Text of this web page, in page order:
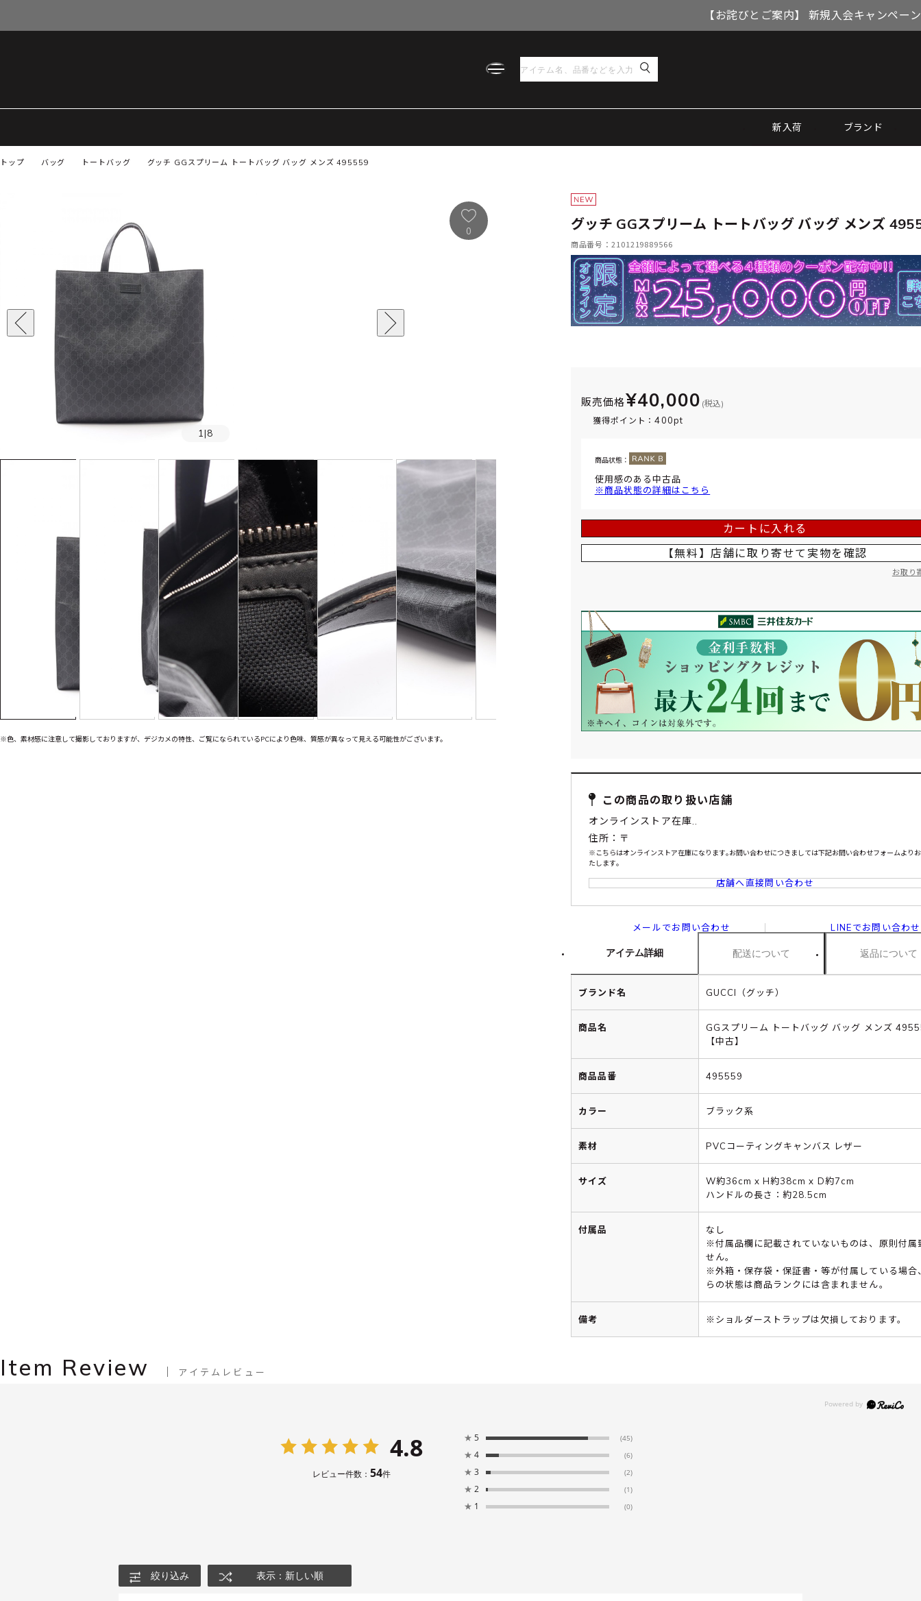
【お詫びとご案内】 新規入会キャンペ
新入荷 ブランド
トップ グッチ GGスプリーム トートバッグ バッグ メンズ 495559
バッグ トートバッグ
1 |8
0
※色、素材感に注意して撮影しておりますが、デジカメの特性、ご覧になられているPCにより色味、質感が異なって見える可能性がございます。
グッチ GGスプリーム トートバッグ バッグ メンズ
商品番号：2101219889566
販売価格¥40,000 (税込)
獲得ポイント：400pt
商品状態：
使用感のある中古品
※商品状態の詳細はこちら
カートに入れる
【無料】店舗に取り寄せて 実物を確認
お取り
この商品の取り扱い店舗
オンラインストア在庫..
住所：〒
※こちらはオンラインストア在庫になります｡お問い合わせにつきましては下記お問い合わせフォームより
たします｡
店舗へ直接問い合わせ
メールでお問い合わせ LINEでお問い合わせ
アイテム詳細 配送について 返品について
ブランド名 GUCCI（グッチ）
商品名
GGスプリーム トートバッグ バッグ メンズ
【中古】
商品品番 495559
カラー ブラック系
素材 PVCコーティングキャンバス レザー
サイズ
W約36cm x H約38cm x D約7cm
ハンドルの長さ：約28.5cm
付属品
なし
※付属品欄に記載されていないものは、原則付属
せん。
※外箱・保存袋・保証書・等が付属している場合
らの状態は商品ランクには含まれません。
備考 ※ショルダーストラップは欠損しております。
Item Review アイテムレビュー
4.8
レビュー件数： 54件
★ 5 (45)
★ 4 (6)
★ 3 (2)
★ 2 (1)
★ 1 (0)
絞り込み 表示：新しい順